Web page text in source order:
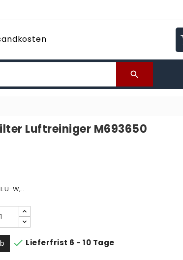

Luftreiniger M693650
W,..
 Lieferfrist 6 - 10 Tage